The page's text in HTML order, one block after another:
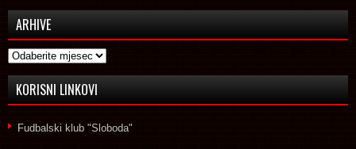
ARHIVE
Arhive
KORISNI LINKOVI
Fudbalski klub "Sloboda"